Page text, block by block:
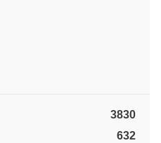
3830
632